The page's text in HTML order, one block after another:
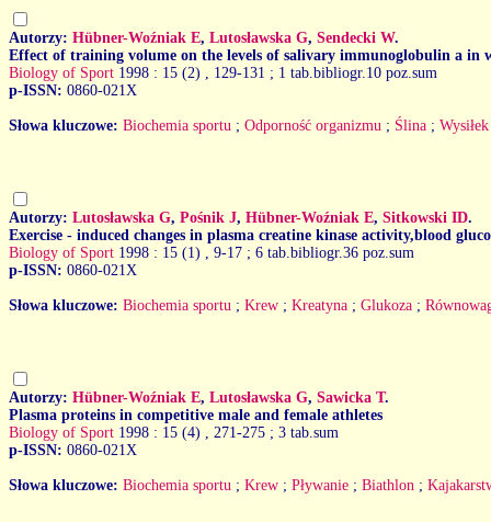
Autorzy: Hübner-Woźniak E, Lutosławska G, Sendecki W.
Effect of training volume on the levels of salivary immunoglobulin a in
Biology of Sport 1998 : 15 (2)
, 129-131 ; 1 tab.bibliogr.10 poz.sum
p-ISSN: 0860-021X
Słowa kluczowe: Biochemia sportu ; Odporność organizmu ; Ślina ;
Autorzy: Lutosławska G, Pośnik J, Hübner-Woźniak E, Sitkowski ID.
Exercise - induced changes in plasma creatine kinase activity,blood
Biology of Sport 1998 : 15 (1)
, 9-17 ; 6 tab.bibliogr.36 poz.sum
p-ISSN: 0860-021X
Słowa kluczowe: Biochemia sportu ; Krew ; Kreatyna ; Glukoza ;
Autorzy: Hübner-Woźniak E, Lutosławska G, Sawicka T.
Plasma proteins in competitive male and female athletes
Biology of Sport 1998 : 15 (4)
, 271-275 ; 3 tab.sum
p-ISSN: 0860-021X
Słowa kluczowe: Biochemia sportu ; Krew ; Pływanie ; Biathlon ;